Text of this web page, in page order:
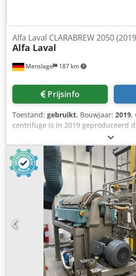
Menslage 187 km
Alfa Laval CLARABREW 2050
Alfa Laval
Prijsinfo
Toestand: gebruikt, Bouwjaar: 2019,
centrifuge is in 2019 geproduceerd
CLARABREW 2050 is ontworpen voor
binnen de drankenindustrie. De
geïnstalleerd en kan op aanvraag
worden geïnspecteerd. Ze is direct
Technische gegevens - Capaciteit:
Toepassing: Bier Dsdpoyuc Ulofx